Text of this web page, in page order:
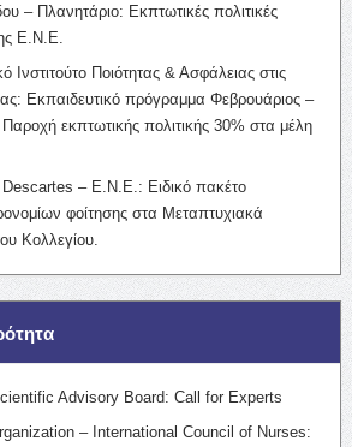
– Πλανητάριο: Εκπτωτικές πολιτικές
Ε.Ν.Ε.
Ινστιτούτο Ποιότητας & Ασφάλειας στις
Εκπαιδευτικό πρόγραμμα Φεβρουάριος –
εκπτωτικής πολιτικής 30% στα μέλη
Descartes – Ε.Ν.Ε.: Ειδικό πακέτο
φοίτησης στα Μεταπτυχιακά
Κολλεγίου.
Advisory Board: Call for Experts
– International Council of Nurses: